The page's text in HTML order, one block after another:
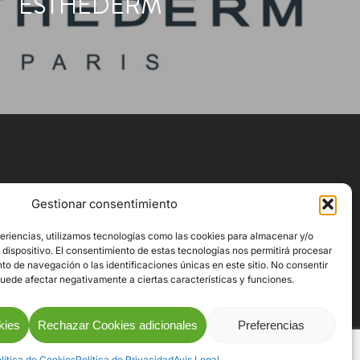
Gestionar consentimiento
utilizamos tecnologías como las cookies para almacenar y/o
El consentimiento de estas tecnologías nos permitirá procesar
de navegación o las identificaciones únicas en este sitio. No consentir
afectar negativamente a ciertas características y funciones.
Rechazar Cookies adicionales Preferencias